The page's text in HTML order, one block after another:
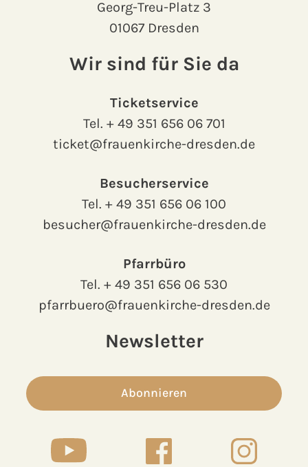
Georg-Treu-Platz 3
01067 Dresden
Wir sind für Sie da
Ticketservice
Tel. + 49 351 656 06 701
ticket@frauenkirche-dresden.de
Besucherservice
Tel. + 49 351 656 06 100
besucher@frauenkirche-dresden.de
Pfarrbüro
Tel. + 49 351 656 06 530
pfarrbuero@frauenkirche-dresden.de
Newsletter
Abonnieren